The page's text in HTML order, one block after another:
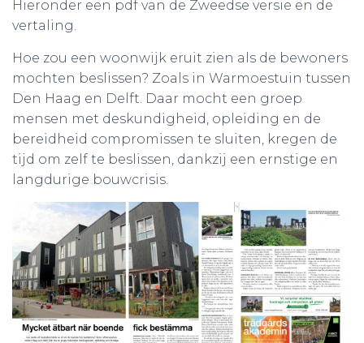
Hieronder een pdf van de Zweedse versie en de
vertaling.
Hoe zou een woonwijk eruit zien als de bewoners
mochten beslissen? Zoals in Warmoestuin tussen
Den Haag en Delft. Daar mocht een groep
mensen met deskundigheid, opleiding en de
bereidheid compromissen te sluiten, kregen de
tijd om zelf te beslissen, dankzij een ernstige en
langdurige bouwcrisis.